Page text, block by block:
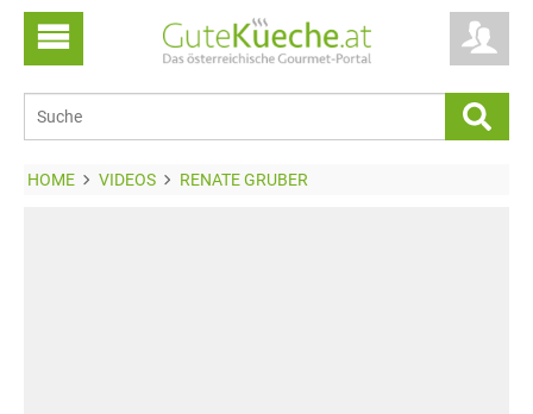
HOME VIDEOS RENATE GRUBER